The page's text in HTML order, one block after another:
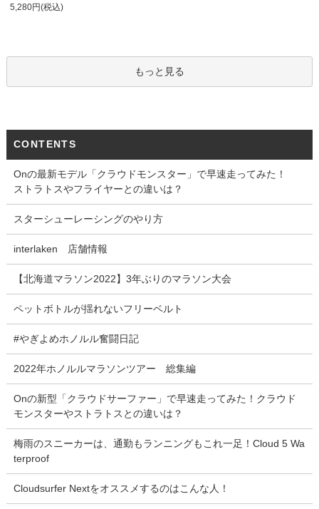
5,280円(税込)
もっと見る
CONTENTS
Onの最新モデル「クラウドモンスター」で早速走ってみた！
ストラトスやフライヤーとの違いは？
スターシューレーシングのやり方
interlaken 店舗情報
【北海道マラソン2022】3年ぶりのマラソン大会
ペットボトルが揺れないフリーベルト
#やぎよめホノルル奮闘日記
2022年ホノルルマラソンツアー 総集編
Onの新型「クラウドサーファー」で早速走ってみた！クラウド
モンスターやストラトスとの違いは？
梅雨のスニーカーは、通勤もランニングもこれ一足！Cloud 5 Wa
terproof
Cloudsurfer Nextをオススメするのはこんな人！